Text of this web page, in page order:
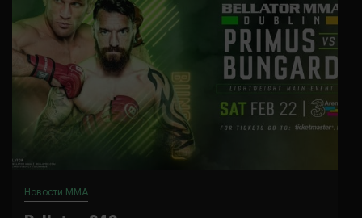
Новости ММА